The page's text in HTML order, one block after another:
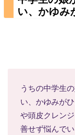
い、かゆみ
うちの中学生
い、かゆみが
や頭皮クレン
善せず悩んでい